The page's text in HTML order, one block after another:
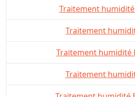
Traitement
Traitement
Traitement humidité
Traitement